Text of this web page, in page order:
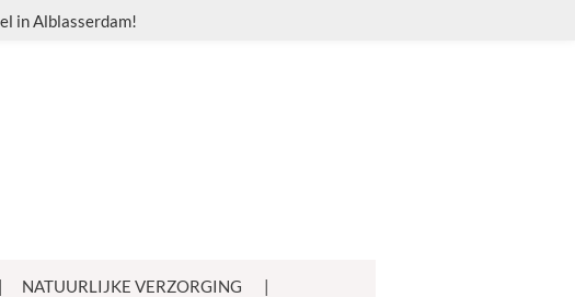
in Alblasserdam!
NATUURLIJKE VERZORGING